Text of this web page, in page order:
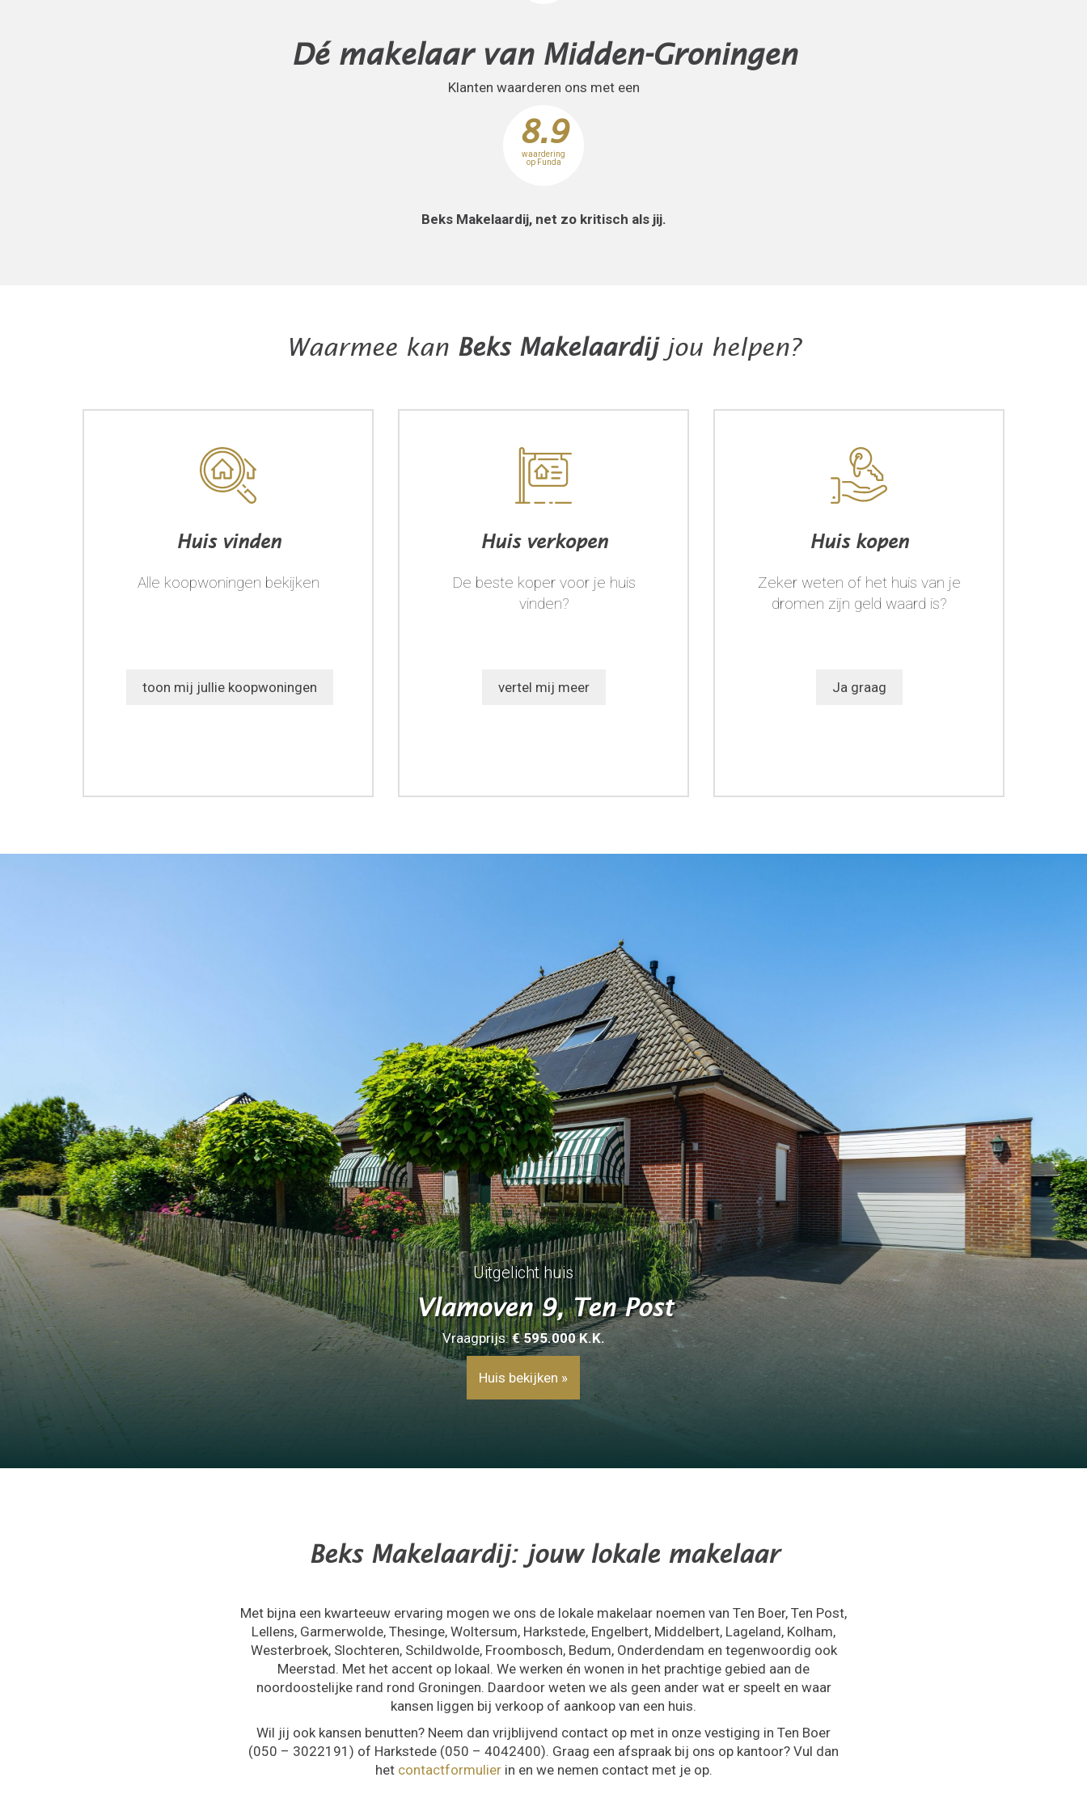
Dé makelaar van Midden-Groningen
Klanten waarderen ons met een
8.9
waardering
op Funda
Beks Makelaardij, net zo kritisch als jij.
Waarmee kan Beks Makelaardijjou helpen?
Huis vinden
Alle koopwoningen bekijken
toon mij jullie koopwoningen
Huis verkopen
De beste koper voor je huis
vinden?
vertel mij meer
Huis kopen
Zeker weten of het huis van je
dromen zijn geld waard is?
Ja graag
Uitgelicht huis
Vlamoven 9, Ten Post
Vraagprijs:€ 595.000K.K.
Huis bekijken »
Beks Makelaardij: jouw lokale makelaar
Met bijna een kwarteeuw ervaring mogen we ons de lokale makelaar noemen van Ten Boer, Ten Post,
Lellens, Garmerwolde, Thesinge, Woltersum, Harkstede, Engelbert, Middelbert, Lageland, Kolham,
Westerbroek, Slochteren, Schildwolde, Froombosch, Bedum, Onderdendam en tegenwoordig ook
Meerstad. Met het accent op lokaal. We werken én wonen in het prachtige gebied aan de
noordoostelijke rand rond Groningen. Daardoor weten we als geen ander wat er speelt en waar
kansen liggen bij verkoop of aankoop van een huis.
Wil jij ook kansen benutten? Neem dan vrijblijvend contact op met in onze vestiging in Ten Boer
(050 – 3022191) of Harkstede (050 – 4042400). Graag een afspraak bij ons op kantoor? Vul dan
het contactformulierin en we nemen contact met je op.